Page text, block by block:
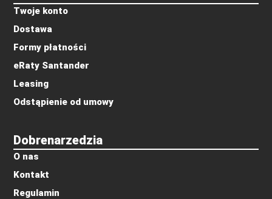
Dobrenarzedzia
O nas
Kontakt
Regulamin
Twoje konto
Dostawa
Formy płatności
eRaty Santander
Leasing
Odstąpienie od umowy